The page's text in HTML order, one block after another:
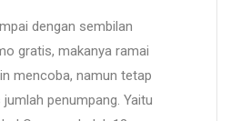
dengan sembilan
gratis, makanya ramai
mencoba, namun tetap
penumpang. Yaitu